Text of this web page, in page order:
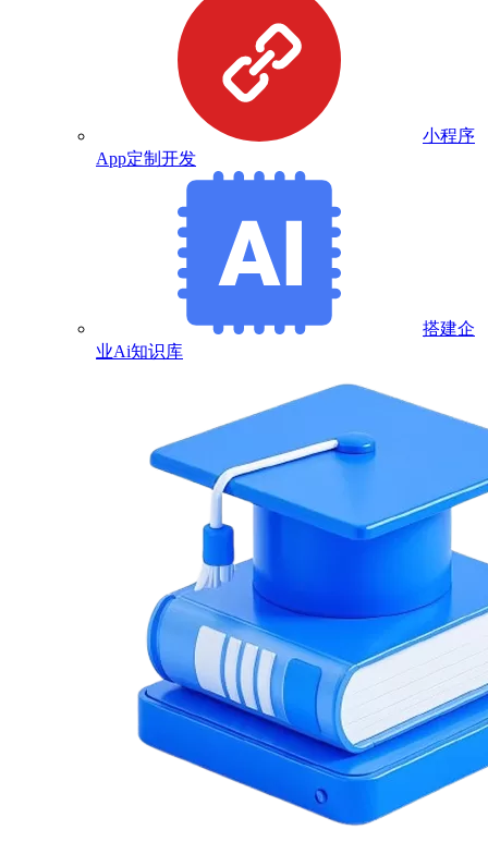
小程序
App定制开发
搭建企
业Ai知识库